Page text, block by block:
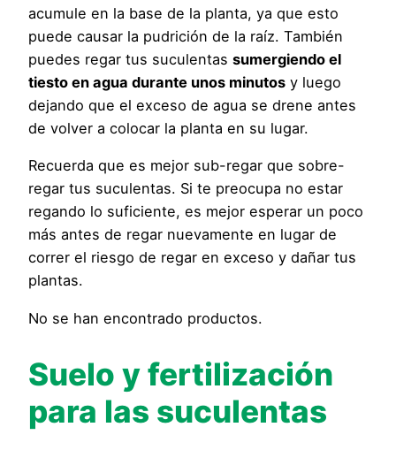
acumule en la base de la planta, ya que esto
puede causar la pudrición de la raíz. También
puedes regar tus suculentas sumergiendo el
tiesto en agua durante unos minutos y luego
dejando que el exceso de agua se drene antes
de volver a colocar la planta en su lugar.
Recuerda que es mejor sub-regar que sobre-
regar tus suculentas. Si te preocupa no estar
regando lo suficiente, es mejor esperar un poco
más antes de regar nuevamente en lugar de
correr el riesgo de regar en exceso y dañar tus
plantas.
No se han encontrado productos.
Suelo y fertilización
para las suculentas